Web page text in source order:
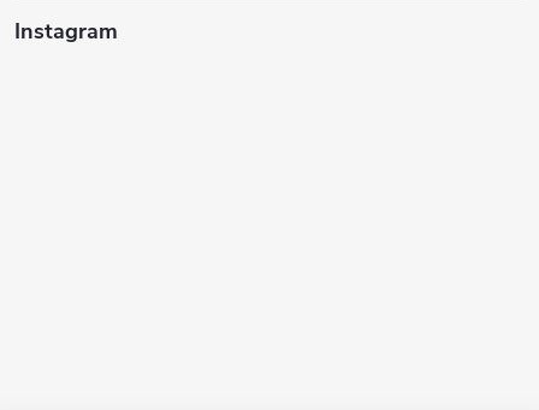
Instagram